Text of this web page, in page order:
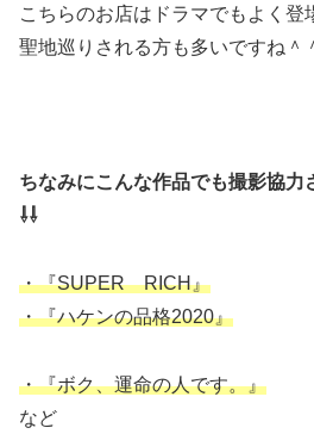
こちらのお店はドラマでもよく登
聖地巡りされる方も多いですね＾
ちなみにこんな作品でも撮影協力
⇩⇩
・『SUPER RICH』
・『ハケンの品格2020』
・『ボク、運命の人です。』
など